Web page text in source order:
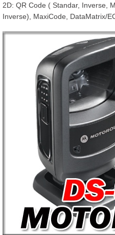
2D: QR Code ( Standar, Inverse,
Inverse), MaxiCode, DataMatrix/